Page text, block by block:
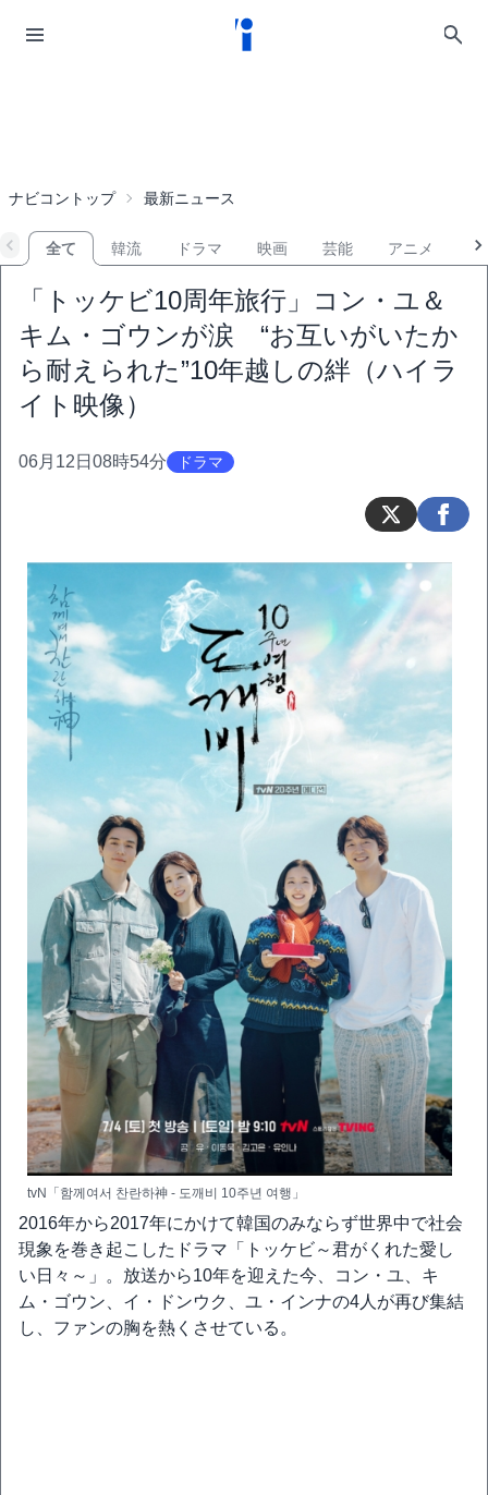
ナビコントップ 最新ニュース
全て 韓流 ドラマ 映画 芸能 アニメ
「トッケビ10周年旅行」コン・ユ＆
キム・ゴウンが涙 “お互いがいたか
ら耐えられた”10年越しの絆（ハイラ
イト映像）
06月12日08時54分 ドラマ
tvN「함께여서 찬란하神 - 도깨비 10주년 여행」
2016年から2017年にかけて韓国のみならず世界中で社会
現象を巻き起こしたドラマ「トッケビ～君がくれた愛し
い日々～」。放送から10年を迎えた今、コン・ユ、キ
ム・ゴウン、イ・ドンウク、ユ・インナの4人が再び集結
し、ファンの胸を熱くさせている。